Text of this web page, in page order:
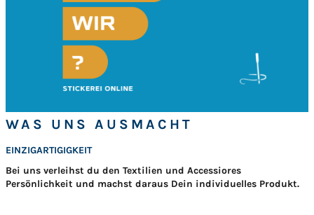
WAS UNS AUSMACHT
EINZIGARTIGIGKEIT
Bei uns verleihst du den Textilien und Accessiores
Persönlichkeit und machst daraus Dein individuelles Produkt.